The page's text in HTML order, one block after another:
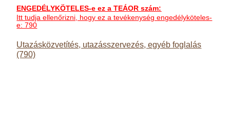
ENGEDÉLYKÖTELES-e ez a TEÁOR szám:
Itt tudja ellenőrizni, hogy ez a tevékenység engedélyköteles-
e: 790
Utazásközvetítés, utazásszervezés, egyéb foglalás
(790)